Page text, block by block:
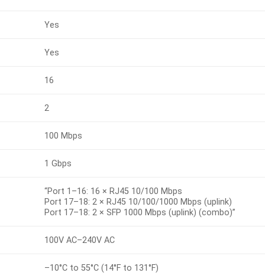
Yes
Yes
16
2
100 Mbps
1 Gbps
“Port 1–16: 16 × RJ45 10/100 Mbps
Port 17–18: 2 × RJ45 10/100/1000 Mbps (uplink)
Port 17–18: 2 × SFP 1000 Mbps (uplink) (combo)”
100V AC–240V AC
–10°C to 55°C (14°F to 131°F)